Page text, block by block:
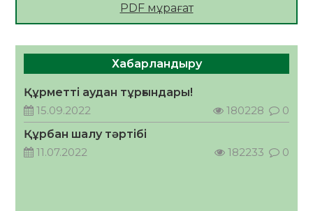
азаматтың міндеті
Руслан Рүстемұлы облыс әкімінің
кеңесшісі болып тағайындалды
05.08.2026
41 0
PDF мұрағат
Хабарландыру
Құрметті аудан тұрғындары!
15.09.2022
180228
0
Құрбан шалу тәртібі
11.07.2022
182233 0